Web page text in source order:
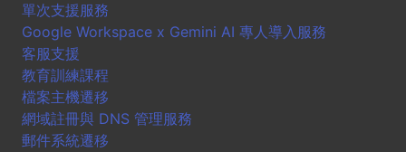
單次支援服務
Google Workspace x Gemini AI 專人導入服務
客服支援
教育訓練課程
檔案主機遷移
網域註冊與 DNS 管理服務
郵件系統遷移